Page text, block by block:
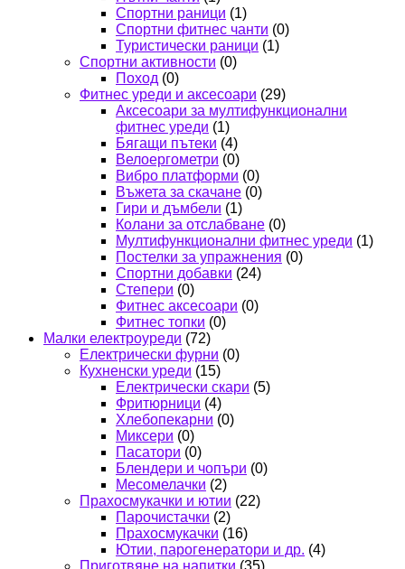
Спортни раници (1)
Спортни фитнес чанти (0)
Туристически раници (1)
Спортни активности (0)
Поход (0)
Фитнес уреди и аксесоари (29)
Аксесоари за мултифункционални
фитнес уреди (1)
Бягащи пътеки (4)
Велоергометри (0)
Вибро платформи (0)
Въжета за скачане (0)
Гири и дъмбели (1)
Колани за отслабване (0)
Мултифункционални фитнес уреди (1)
Постелки за упражнения (0)
Спортни добавки (24)
Степери (0)
Фитнес аксесоари (0)
Фитнес топки (0)
Малки електроуреди (72)
Електрически фурни (0)
Кухненски уреди (15)
Електрически скари (5)
Фритюрници (4)
Хлебопекарни (0)
Миксери (0)
Пасатори (0)
Блендери и чопъри (0)
Месомелачки (2)
Прахосмукачки и ютии (22)
Парочистачки (2)
Прахосмукачки (16)
Ютии, парогенератори и др. (4)
Приготвяне на напитки (35)